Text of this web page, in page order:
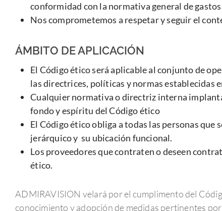
conformidad con la normativa general de
Nos comprometemos a respetar y seguir el
ÁMBITO DE APLICACIÓN
El Código ético será aplicable al conjunto de
las directrices, políticas y normas establecidas
Cualquier normativa o directriz interna
fondo y espíritu del Código ético
El Código ético obliga a todas las personas
jerárquico y su ubicación funcional.
Los proveedores que contraten o deseen
ético.
ADMIRAVISION velará por el cumplimento del
conocimiento y adopción de medidas pertinentes